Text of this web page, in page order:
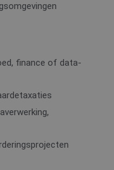
finance of data-